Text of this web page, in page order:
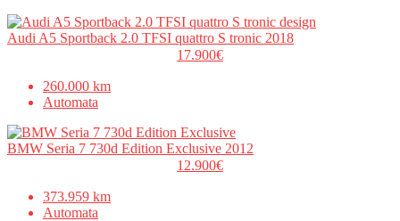
17.900€
Audi A5 Sportback 2.0 TFSI quattro S tronic 2018
260.000 km
Automata
12.900€
BMW Seria 7 730d Edition Exclusive 2012
373.959 km
Automata